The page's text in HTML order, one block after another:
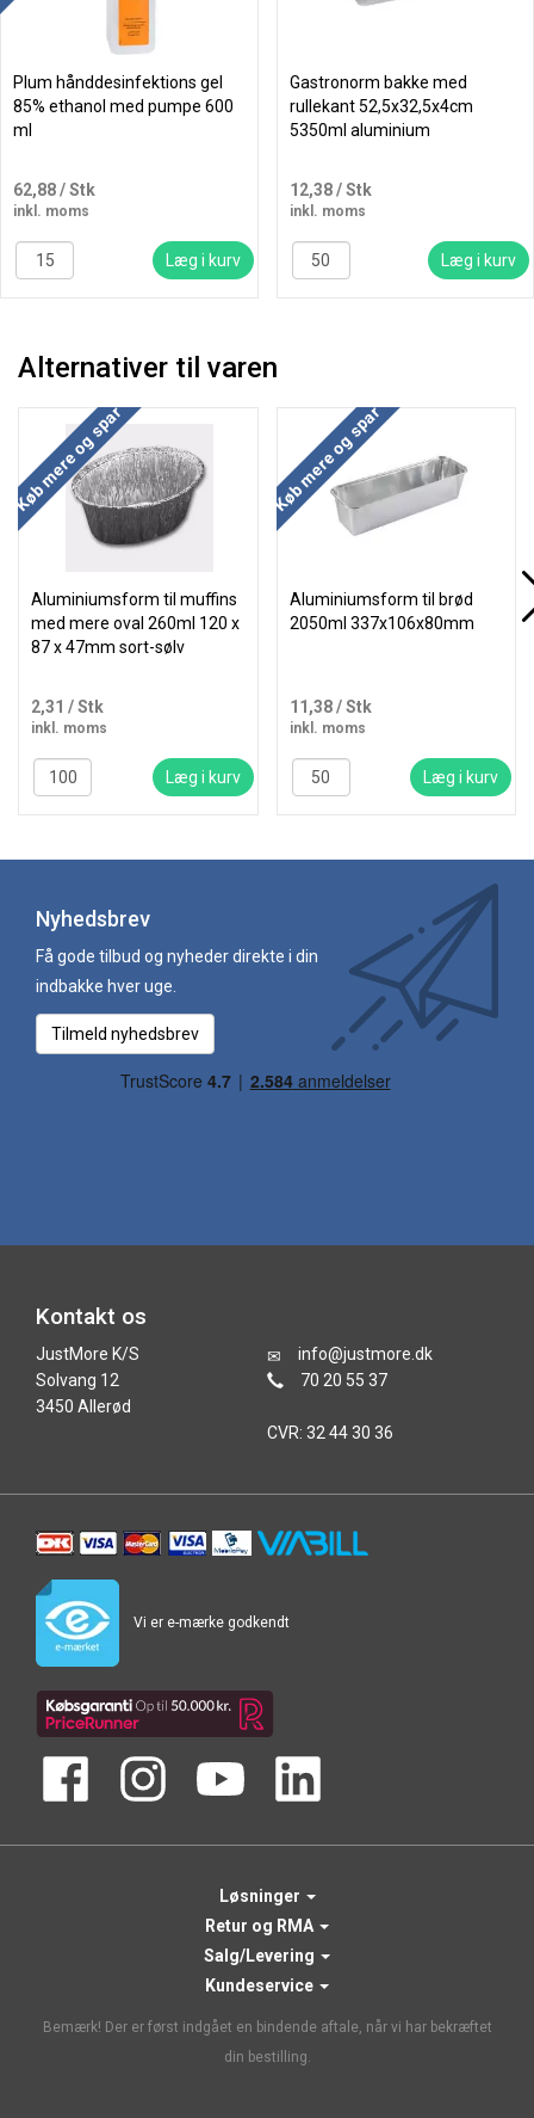
Plum hånddesinfektions gel
85% ethanol med pumpe 600
ml
62,88/ Stk
inkl. moms
Læg i kurv
Gastronorm bakke med
rullekant 52,5x32,5x4cm
5350ml aluminium
12,38/ Stk
inkl. moms
Læg i kurv
Alternativer til varen
Køb mere og spar
Aluminiumsform til muffins
med mere oval 260ml 120 x
87 x 47mm sort-sølv
2,31 / Stk
inkl. moms
Læg i kurv
Køb mere og spar
Aluminiumsform til brød
2050ml 337x106x80mm
11,38/ Stk
inkl. moms
Læg i kurv
Nyhedsbrev
Få gode tilbud og nyheder direkte i din
indbakke hver uge.
Tilmeld nyhedsbrev
Kontakt os
JustMore K/S
Solvang 12
3450 Allerød
info@justmore.dk
70 20 55 37
CVR: 32 44 30 36
Vi er e-mærke godkendt
Løsninger
Retur og RMA
Salg/Levering
Kundeservice
Bemærk! Der er først indgået en bindende aftale, når vi har bekræftet
din bestilling.